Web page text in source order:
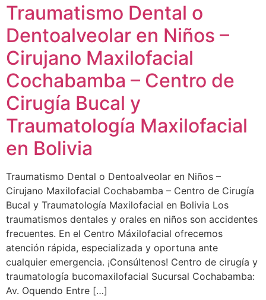
Traumatismo Dental o
Dentoalveolar en Niños –
Cirujano Maxilofacial
Cochabamba – Centro de
Cirugía Bucal y
Traumatología Maxilofacial
en Bolivia
Traumatismo Dental o Dentoalveolar en Niños –
Cirujano Maxilofacial Cochabamba – Centro de Cirugía
Bucal y Traumatología Maxilofacial en Bolivia Los
traumatismos dentales y orales en niños son accidentes
frecuentes. En el Centro Máxilofacial ofrecemos
atención rápida, especializada y oportuna ante
cualquier emergencia. ¡Consúltenos! Centro de cirugía y
traumatología bucomaxilofacial Sucursal Cochabamba:
Av. Oquendo Entre […]